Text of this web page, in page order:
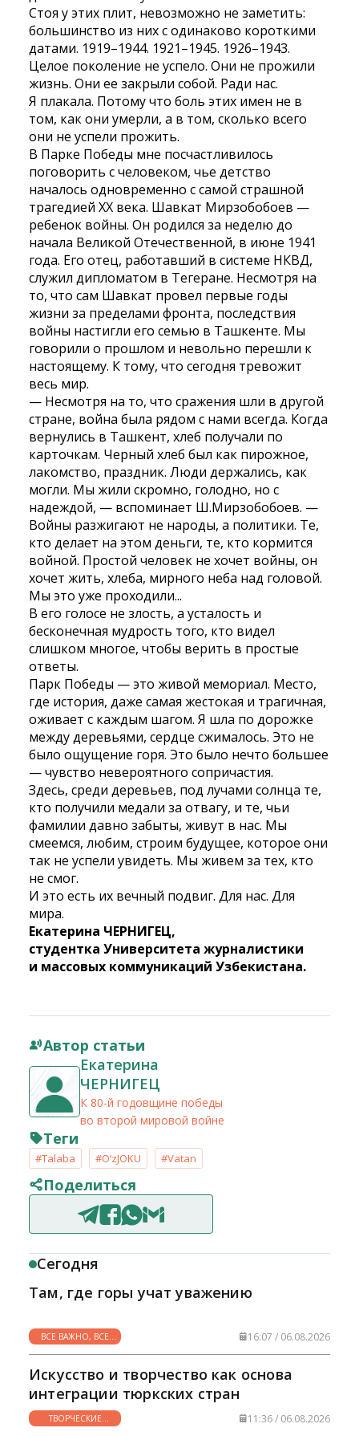
Стоя у этих плит, невозможно не заметить:
большинство из них с одинаково короткими
датами. 1919–1944. 1921–1945. 1926–1943.
Целое поколение не успело. Они не прожили
жизнь. Они ее закрыли собой. Ради нас.
Я плакала. Потому что боль этих имен не в
том, как они умерли, а в том, сколько всего
они не успели прожить.
В Парке Победы мне посчастливилось
поговорить с человеком, чье детство
началось одновременно с самой страшной
трагедией XX века. Шавкат Мирзобобоев —
ребенок войны. Он родился за неделю до
начала Великой Отечественной, в июне 1941
года. Его отец, работавший в системе НКВД,
служил дипломатом в Тегеране. Несмотря на
то, что сам Шавкат провел первые годы
жизни за пределами фронта, последствия
войны настигли его семью в Ташкенте. Мы
говорили о прошлом и невольно перешли к
настоящему. К тому, что сегодня тревожит
весь мир.
— Несмотря на то, что сражения шли в другой
стране, война была рядом с нами всегда. Когда
вернулись в Ташкент, хлеб получали по
карточкам. Черный хлеб был как пирожное,
лакомство, праздник. Люди держались, как
могли. Мы жили скромно, голодно, но с
надеждой, — вспоминает Ш.Мирзобобоев. —
Войны разжигают не народы, а политики. Те,
кто делает на этом деньги, те, кто кормится
войной. Простой человек не хочет войны, он
хочет жить, хлеба, мирного неба над головой.
Мы это уже проходили...
В его голосе не злость, а усталость и
бесконечная мудрость того, кто видел
слишком многое, чтобы верить в простые
ответы.
Парк Победы — это живой мемориал. Место,
где история, даже самая жестокая и трагичная,
оживает с каждым шагом. Я шла по дорожке
между деревьями, сердце сжималось. Это не
было ощущение горя. Это было нечто большее
— чувство невероятного сопричастия.
Здесь, среди деревьев, под лучами солнца те,
кто получили медали за отвагу, и те, чьи
фамилии давно забыты, живут в нас. Мы
смеемся, любим, строим будущее, которое они
так не успели увидеть. Мы живем за тех, кто
не смог.
И это есть их вечный подвиг. Для нас. Для
мира.
Екатерина ЧЕРНИГЕЦ,
студентка Университета журналистики
и массовых коммуникаций Узбекистана.
Автор статьи
Екатерина
ЧЕРНИГЕЦ
К 80-й годовщине победы
во второй мировой войне
Теги
#Talaba #O‘zJOKU #Vatan
Поделиться
Сегодня
Там, где горы учат уважению
ВСЕ ВАЖНО, ВСЕ
НУЖНО
16:07 / 06.08.2026
Искусство и творчество как основа
интеграции тюркских стран
ТВОРЧЕСКИЕ
ГОРИЗОНТЫ
11:36 / 06.08.2026